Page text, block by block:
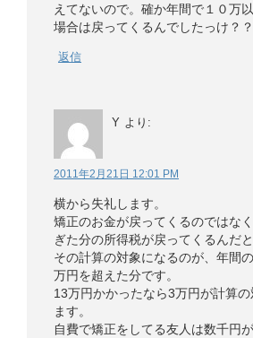
えてないので。確か年間で１０万
場合は戻ってくるんでしたっけ？？
返信
Y より:
2011年2月21日 12:01 PM
横から失礼します。
矯正のお金が戻ってくるのではな
ぎた分の所得税が戻ってくるんだと
その計算の対象になるのが、年間
万円を超えた分です。
13万円かかったなら3万円が計算の
ます。
自費で矯正をしてる友人は数千円